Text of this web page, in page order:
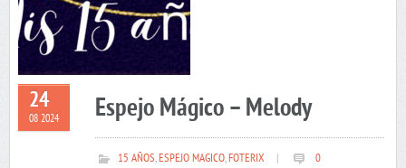
24
08 2024 Espejo Mágico – Melody
15 AÑOS,ESPEJO MAGICO,FOTERIX 0